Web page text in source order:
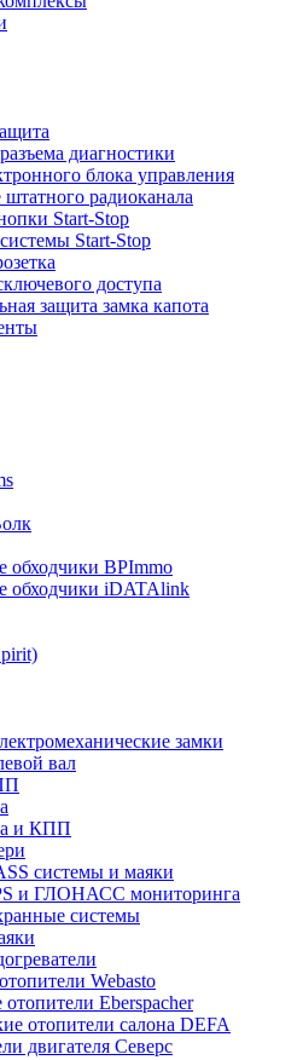
диагностики
блока управления
радиоканала
Start-Stop
Start-Stop
доступа
защита замка капота
обходчики BPImmo
обходчики iDATAlink
замки
вал
и КПП
системы и маяки
и ГЛОНАСС мониторинга
системы
Webasto
Eberspacher
отопители салона DEFA
двигателя Северс